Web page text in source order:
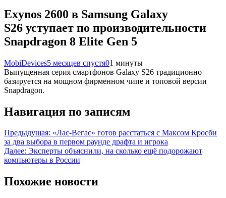
Exynos 2600 в Samsung Galaxy
S26 уступает по производительности
Snapdragon 8 Elite Gen 5
MobiDevices5 месяцев спустя01 минуты
Выпущенная серия смартфонов Galaxy S26 традиционно
базируется на мощном фирменном чипе и топовой версии
Snapdragon.
Навигация по записям
Предыдущая: «Лас-Вегас» готов расстаться с Максом Кросби
за два выбора в первом раунде драфта и игрока
Далее: Эксперты объяснили, на сколько ещё подорожают
компьютеры в России
Похожие новости